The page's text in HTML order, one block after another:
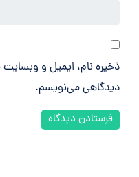
ذخیره نام، ایمیل و وبسایت
دیدگاهی می‌نویسم.